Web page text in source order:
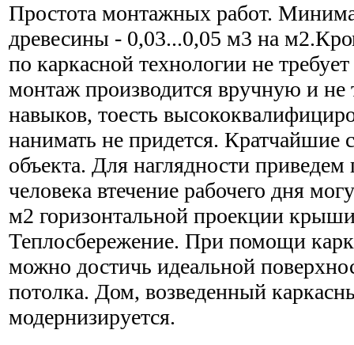
Простота монтажных работ.
древесины - 0,03...0,05 м3 на
по каркасной технологии не
монтаж производится вручную и не
навыков, тоесть
нанимать не придется. Кратчайшие
объекта. Для наглядности
человека втечение рабочего дня
м2 горизонтальной проекции
Теплосбережение. При помощи
можно достичь идеальной
потолка. Дом, возведенный
модернизируется.